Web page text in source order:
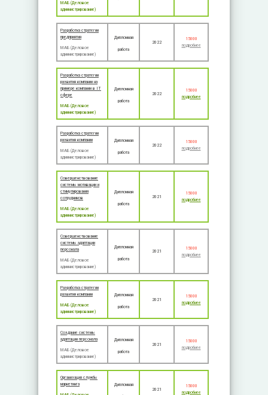
МАБ (Деловое
администрирование)
Разработка стратегии
предприятия
МАБ (Деловое
администрирование)
Дипломная
работа
2022
15000
подробнее
Разработка стратегии
развития компании на
примере компании в IT
сфере
МАБ (Деловое
администрирование)
Дипломная
работа
2022
15000
подробнее
Разработка стратегии
развития компании
МАБ (Деловое
администрирование)
Дипломная
работа
2022
15000
подробнее
Совершенствование
системы мотивации и
стимулирования
сотрудников
МАБ (Деловое
администрирование)
Дипломная
работа
2021
15000
подробнее
Совершенствование
системы адаптации
персонала
МАБ (Деловое
администрирование)
Дипломная
работа
2021
15000
подробнее
Разработка стратегии
развития компании
МАБ (Деловое
администрирование)
Дипломная
работа
2021
15000
подробнее
Создание системы
адаптации персонала
МАБ (Деловое
администрирование)
Дипломная
работа
2021
15000
подробнее
Организация службы
маркетинга
Дипломная
2021
15000
подробнее